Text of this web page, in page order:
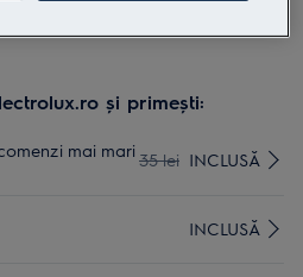
și primești:
mai mari35 lei INCLUSĂ
INCLUSĂ